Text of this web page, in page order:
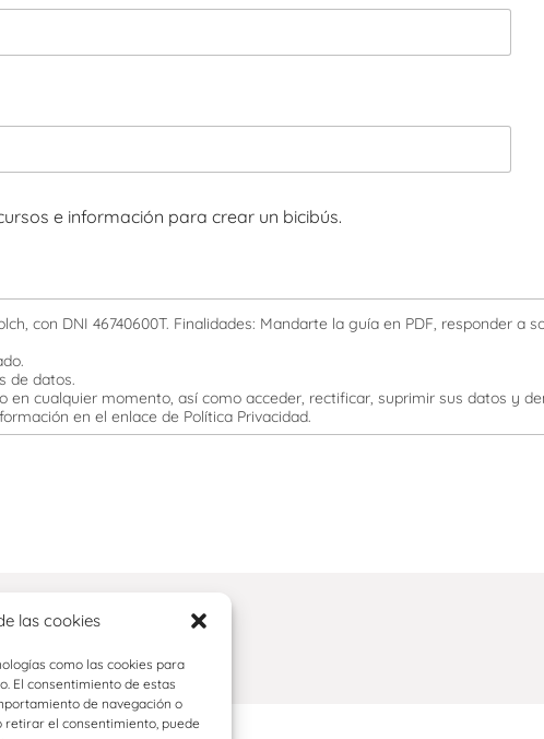
las cookies
como las cookies para
El consentimiento de estas
de navegación o
retirar el consentimiento, puede
e información para crear un bicibús.
con DNI 46740600T. Finalidades: Mandarte la guía en PDF, responder
de datos.
en cualquier momento, así como acceder, rectificar, suprimir sus datos y
en el enlace de Política Privacidad.